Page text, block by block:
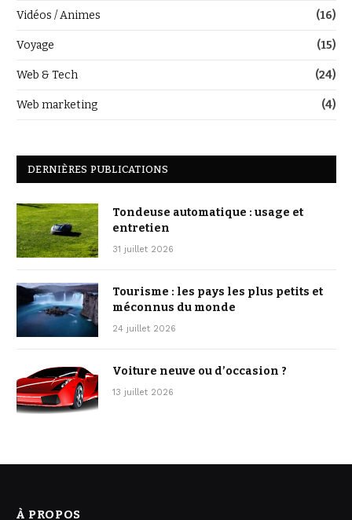
Vidéos / Animes (16)
Voyage (15)
Web & Tech (24)
Web marketing (4)
DERNIÈRES PUBLICATIONS
Tondeuse automatique : usage et
entretien
31 juillet 2026
Tourisme : les pays les plus petits et
méconnus du monde
24 juillet 2026
Voiture neuve ou d’occasion ?
13 juillet 2026
À PROPOS